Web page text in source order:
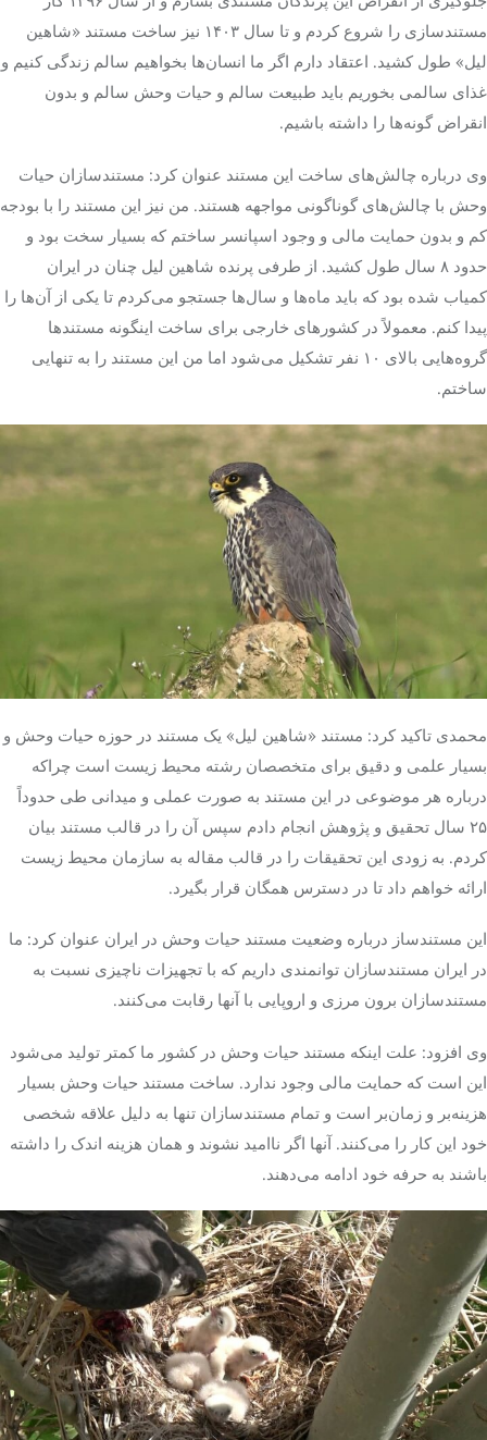
مستندسازی را شروع کردم و تا سال ۱۴۰۳ نیز ساخت مستند «شاهین
لیل» طول کشید. اعتقاد دارم اگر ما انسان‌ها بخواهیم سالم زندگی کنیم و
غذای سالمی بخوریم باید طبیعت سالم و حیات وحش سالم و بدون
انقراض گونه‌ها را داشته باشیم.
وی درباره چالش‌های ساخت این مستند عنوان کرد: مستندسازان حیات
وحش با چالش‌های گوناگونی مواجهه هستند. من نیز این مستند را با بودجه
کم و بدون حمایت مالی و وجود اسپانسر ساختم که بسیار سخت بود و
حدود ۸ سال طول کشید. از طرفی پرنده شاهین
لیل چنان در ایران
کمیاب شده بود که باید ماه‌ها و سال‌ها جستجو می‌کردم تا یکی از آن‌ها را
پیدا کنم. معمولاً در کشورهای خارجی برای ساخت اینگونه مستندها
گروه‌هایی بالای ۱۰ نفر تشکیل می‌شود اما من این مستند را به تنهایی
ساختم.
محمدی تاکید کرد: مستند «شاهین لیل» یک مستند در حوزه حیات وحش و
بسیار علمی و دقیق برای متخصصان رشته محیط زیست است چراکه
درباره هر موضوعی در این مستند به صورت عملی و میدانی طی حدوداً
۲۵ سال تحقیق و پژوهش انجام دادم سپس آن را در قالب مستند بیان
کردم. به زودی این تحقیقات را در قالب مقاله به سازمان محیط زیست
ارائه خواهم داد تا در دسترس همگان قرار بگیرد.
این مستندساز درباره وضعیت مستند حیات وحش در ایران عنوان کرد: ما
در ایران مستندسازان توانمندی داریم که با تجهیزات ناچیزی نسبت به
مستندسازان برون مرزی و اروپایی با آنها رقابت می‌کنند.
وی افزود: علت اینکه مستند حیات وحش در کشور ما کمتر تولید می‌شود
این است که حمایت مالی وجود ندارد. ساخت مستند حیات وحش بسیار
هزینه‌بر و زمان‌بر است و تمام مستندسازان تنها به دلیل علاقه شخصی
خود این کار را می‌کنند. آنها اگر ناامید نشوند و همان هزینه اندک را داشته
باشند به حرفه خود ادامه می‌دهند.